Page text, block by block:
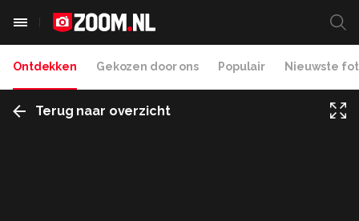
Ontdekken Gekozen door ons Populair Nieuwste
Terug naar overzicht